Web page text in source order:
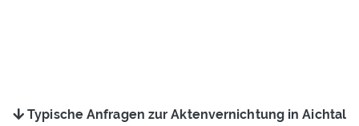
Typische Anfragen zur Aktenvernichtung in Aichtal